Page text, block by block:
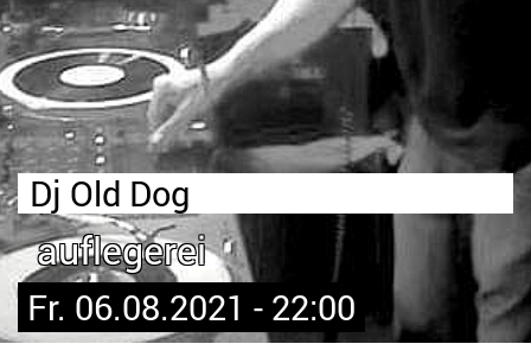
Dj Old Dog
auflegerei
Fr. 06.08.2021 - 22:00